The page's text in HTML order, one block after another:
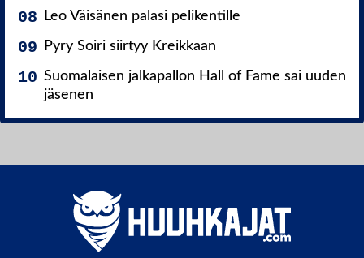
Leo Väisänen palasi pelikentille
Pyry Soiri siirtyy Kreikkaan
Suomalaisen jalkapallon Hall of Fame sai uuden
jäsenen